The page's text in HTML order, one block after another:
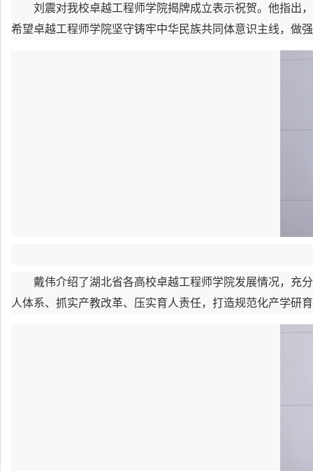
刘震对我校卓越工程师学院揭牌成立表示祝贺。他指出
希望卓越工程师学院坚守铸牢中华民族共同体意识主线，做
戴伟介绍了湖北省各高校卓越工程师学院发展情况，充
人体系、抓实产教改革、压实育人责任，打造规范化产学研